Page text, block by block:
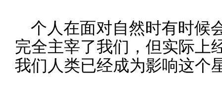
个人在面对自然时有时候
完全主宰了我们，但实际上
我们人类已经成为影响这个